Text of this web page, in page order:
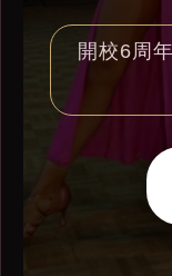
開校6周